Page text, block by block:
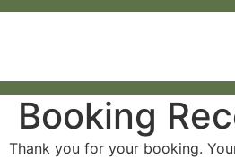
Zum
Booking
Thank you for your booking.